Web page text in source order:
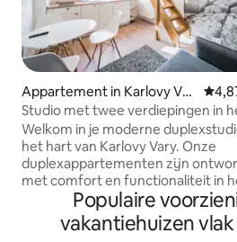
Appartement in Karlovy Var
y
Studio met twee verdiepingen in
centrum van Karlovy Vary
Welkom in je moderne
het hart van Karlovy Vary. Onze
duplexappartementen zijn
met comfort en functionaliteit in
achterhoofd en bieden een
indeling over twee verdiepingen
ruime maar toch gezellige sfeer
Populaire
vakantiehuizen